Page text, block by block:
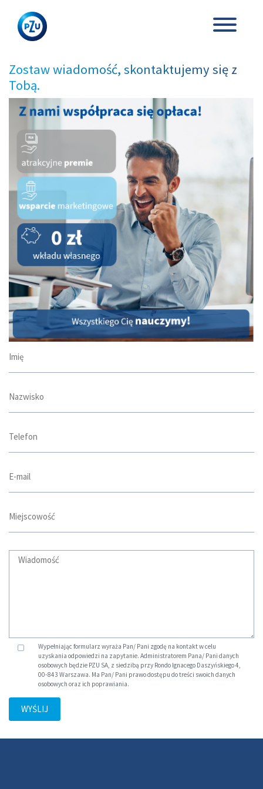
Zostaw wiadomość, skontaktujemy się z
Tobą.
Wypełniając formularz wyraża Pan/ Pani zgodę na kontakt w celu
uzyskania odpowiedzi na zapytanie. Administratorem Pana/ Pani danych
osobowych będzie PZU SA, z siedzibą przy Rondo Ignacego Daszyńskiego 4,
00-843 Warszawa. Ma Pan/ Pani prawo dostępu do treści swoich danych
osobowych oraz ich poprawiania.
WYŚLIJ